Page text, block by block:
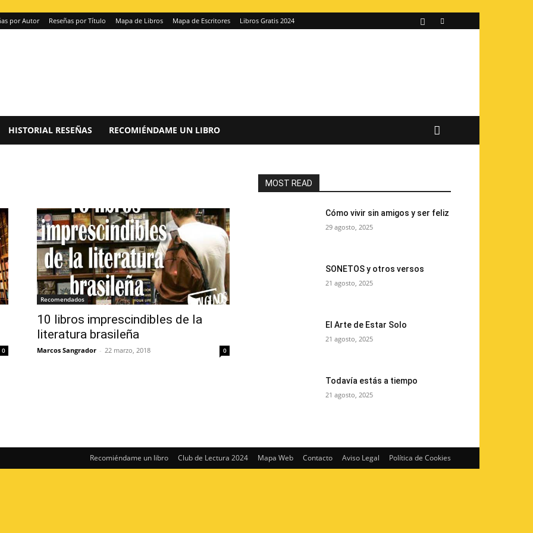
por Autor Reseñas por Título Mapa de Libros Mapa de Escritores Libros Gratis 2024
HISTORIAL RESEÑAS RECOMIÉNDAME UN LIBRO
0
Recomendados
10 libros imprescindibles de la
literatura brasileña
Marcos Sangrador - 22 marzo, 2018 0
MOST READ
Cómo vivir sin amigos y ser feliz
29 agosto, 2025
SONETOS y otros versos
21 agosto, 2025
El Arte de Estar Solo
21 agosto, 2025
Todavía estás a tiempo
21 agosto, 2025
Recomiéndame un libro Club de Lectura 2024 Mapa Web Contacto Aviso Legal Política de Cookies